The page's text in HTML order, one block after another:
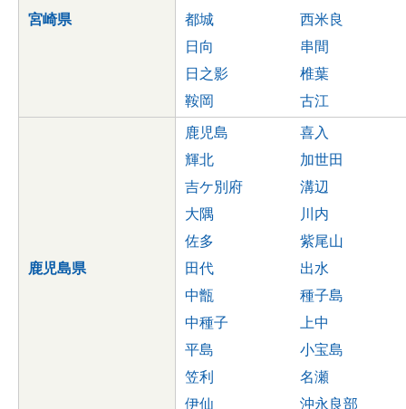
宮崎県
都城
西米良
日向
串間
日之影
椎葉
鞍岡
古江
鹿児島県
鹿児島
喜入
輝北
加世田
吉ケ別府
溝辺
大隅
川内
佐多
紫尾山
田代
出水
中甑
種子島
中種子
上中
平島
小宝島
笠利
名瀬
伊仙
沖永良部